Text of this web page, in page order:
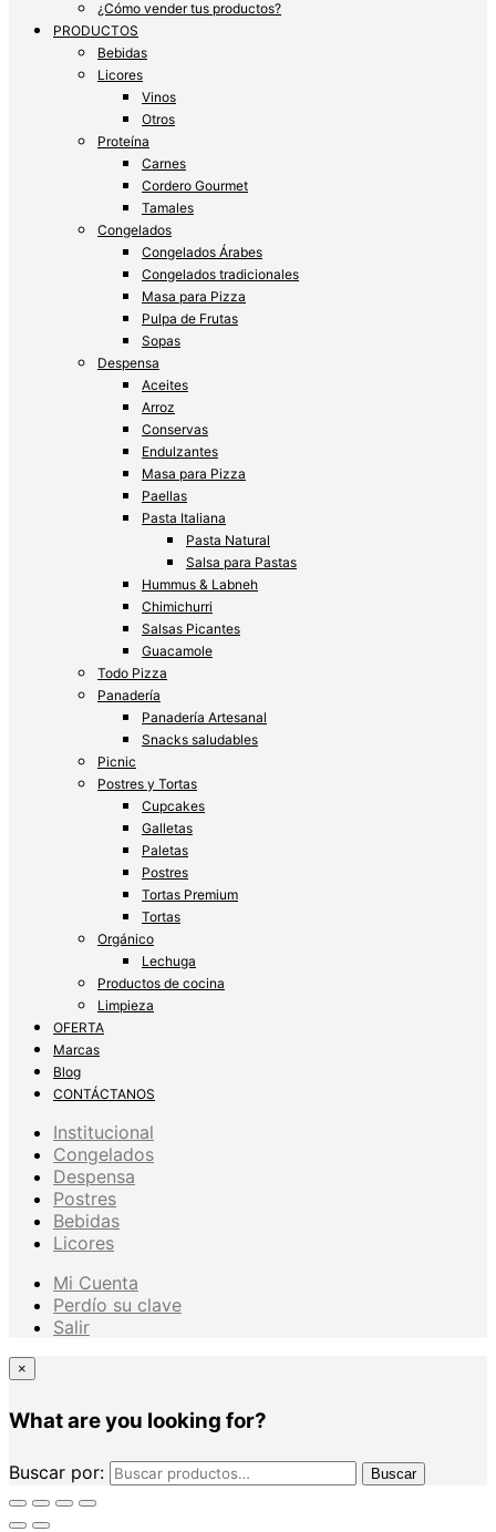
¿Cómo vender tus productos?
PRODUCTOS
Bebidas
Licores
Vinos
Otros
Proteína
Carnes
Cordero Gourmet
Tamales
Congelados
Congelados Árabes
Congelados tradicionales
Masa para Pizza
Pulpa de Frutas
Sopas
Despensa
Aceites
Arroz
Conservas
Endulzantes
Masa para Pizza
Paellas
Pasta Italiana
Pasta Natural
Salsa para Pastas
Hummus & Labneh
Chimichurri
Salsas Picantes
Guacamole
Todo Pizza
Panadería
Panadería Artesanal
Snacks saludables
Picnic
Postres y Tortas
Cupcakes
Galletas
Paletas
Postres
Tortas Premium
Tortas
Orgánico
Lechuga
Productos de cocina
Limpieza
OFERTA
Marcas
Blog
CONTÁCTANOS
Institucional
Congelados
Despensa
Postres
Bebidas
Licores
Mi Cuenta
Perdío su clave
Salir
×
What are you looking for?
Buscar por: Buscar